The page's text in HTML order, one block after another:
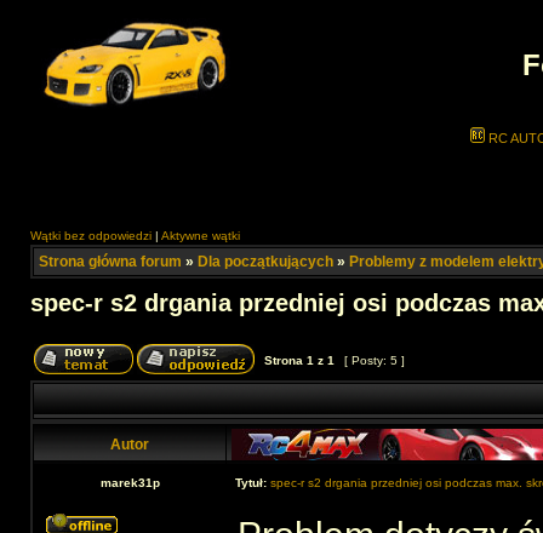
RC
Wątki bez odpowiedzi | Aktywne wątki
Strona główna forum » Dla początkujących » Problemy z modelem
spec-r s2 drgania przedniej osi podczas
Strona 1 z 1 [ Posty: 5 ]
Autor
marek31p Tytuł: spec-r s2 drgania przedniej osi podczas max.